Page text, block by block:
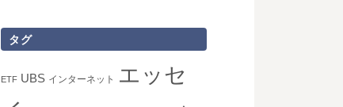
ブ
タグ
ETF UBS インターネット
エッセ